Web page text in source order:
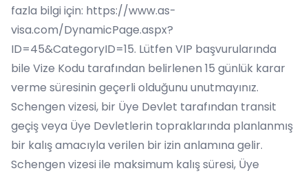
fazla bilgi için: https://www.as-
visa.com/DynamicPage.aspx?
ID=45&CategoryID=15. Lütfen VIP başvurularında
bile Vize Kodu tarafından belirlenen 15 günlük karar
verme süresinin geçerli olduğunu unutmayınız.
Schengen vizesi, bir Üye Devlet tarafından transit
geçiş veya Üye Devletlerin topraklarında planlanmış
bir kalış amacıyla verilen bir izin anlamına gelir.
Schengen vizesi ile maksimum kalış süresi, Üye